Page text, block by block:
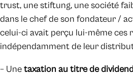
trust, une stiftung, une société
dans le chef de son fondateur /
celui-ci avait perçu lui-même ces
indépendamment de leur
– Unetaxation au titre de